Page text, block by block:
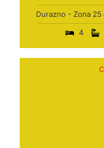
Durazno - Zona 25
4